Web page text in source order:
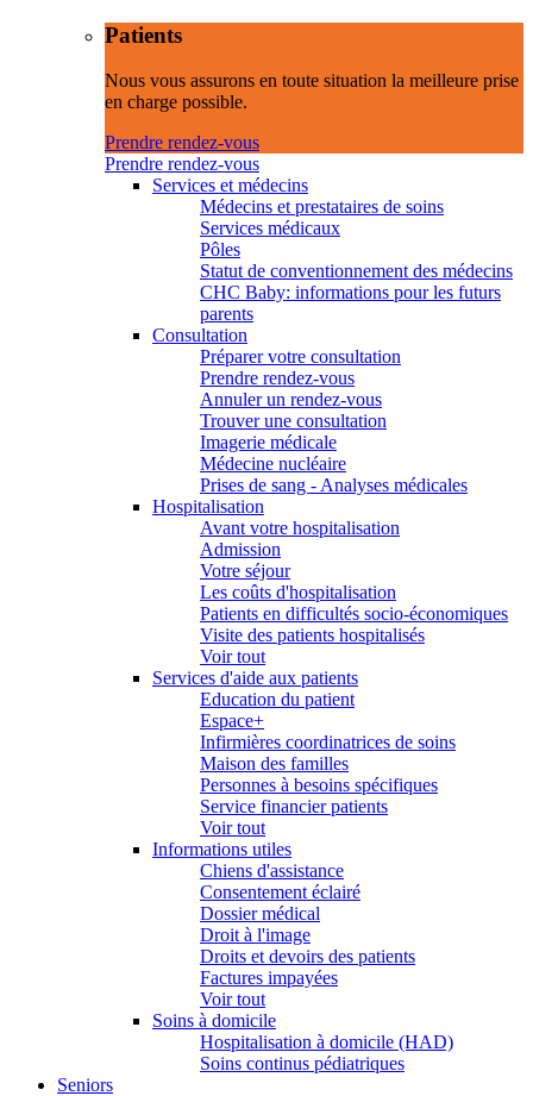
Patients
Nous vous assurons en toute situation la meilleure prise
en charge possible.
Prendre rendez-vous
Prendre rendez-vous
Services et médecins
Médecins et prestataires de soins
Services médicaux
Pôles
Statut de conventionnement des médecins
CHC Baby: informations pour les futurs
parents
Consultation
Préparer votre consultation
Prendre rendez-vous
Annuler un rendez-vous
Trouver une consultation
Imagerie médicale
Médecine nucléaire
Prises de sang - Analyses médicales
Hospitalisation
Avant votre hospitalisation
Admission
Votre séjour
Les coûts d'hospitalisation
Patients en difficultés socio-économiques
Visite des patients hospitalisés
Voir tout
Services d'aide aux patients
Education du patient
Espace+
Infirmières coordinatrices de soins
Maison des familles
Personnes à besoins spécifiques
Service financier patients
Voir tout
Informations utiles
Chiens d'assistance
Consentement éclairé
Dossier médical
Droit à l'image
Droits et devoirs des patients
Factures impayées
Voir tout
Soins à domicile
Hospitalisation à domicile (HAD)
Soins continus pédiatriques
Seniors